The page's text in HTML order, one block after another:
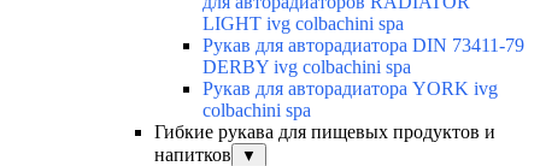
LIGHT ivg colbachini spa
Рукав для авторадиатора DIN 73411-79
DERBY ivg colbachini spa
Рукав для авторадиатора YORK ivg
colbachini spa
Гибкие рукава для пищевых продуктов и
напитков
▼